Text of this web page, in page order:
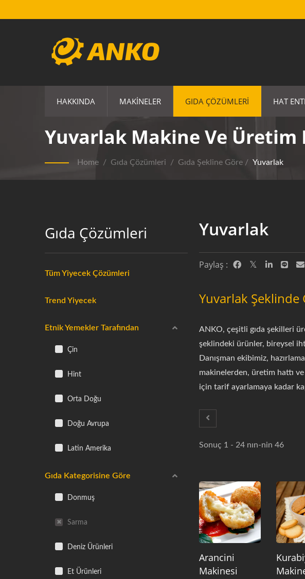
HAKKINDA MAKINELER GIDA ÇÖZÜMLERI HAT
Yuvarlak Makine Ve Üretim
Home / Gıda Çözümleri / Gıda Şekline Göre / Yuvarlak
Gıda Çözümleri
Tüm Yiyecek Çözümleri
Trend Yiyecek
Etnik Yemekler Tarafından
Çin
Hint
Orta Doğu
Doğu Avrupa
Latin Amerika
Gıda Kategorisine Göre
Donmuş
Sarma
Deniz Ürünleri
Et Ürünleri
Yuvarlak
Paylaş :
Yuvarlak Şeklinde
ANKO, çeşitli gıda şekilleri
şeklindeki ürünler, bireysel
Danışman ekibimiz,
makinelerden, üretim hattı
için tarif ayarlamaya kadar
Sonuç 1 - 24 nın-nin 46
Arancini
Makinesi